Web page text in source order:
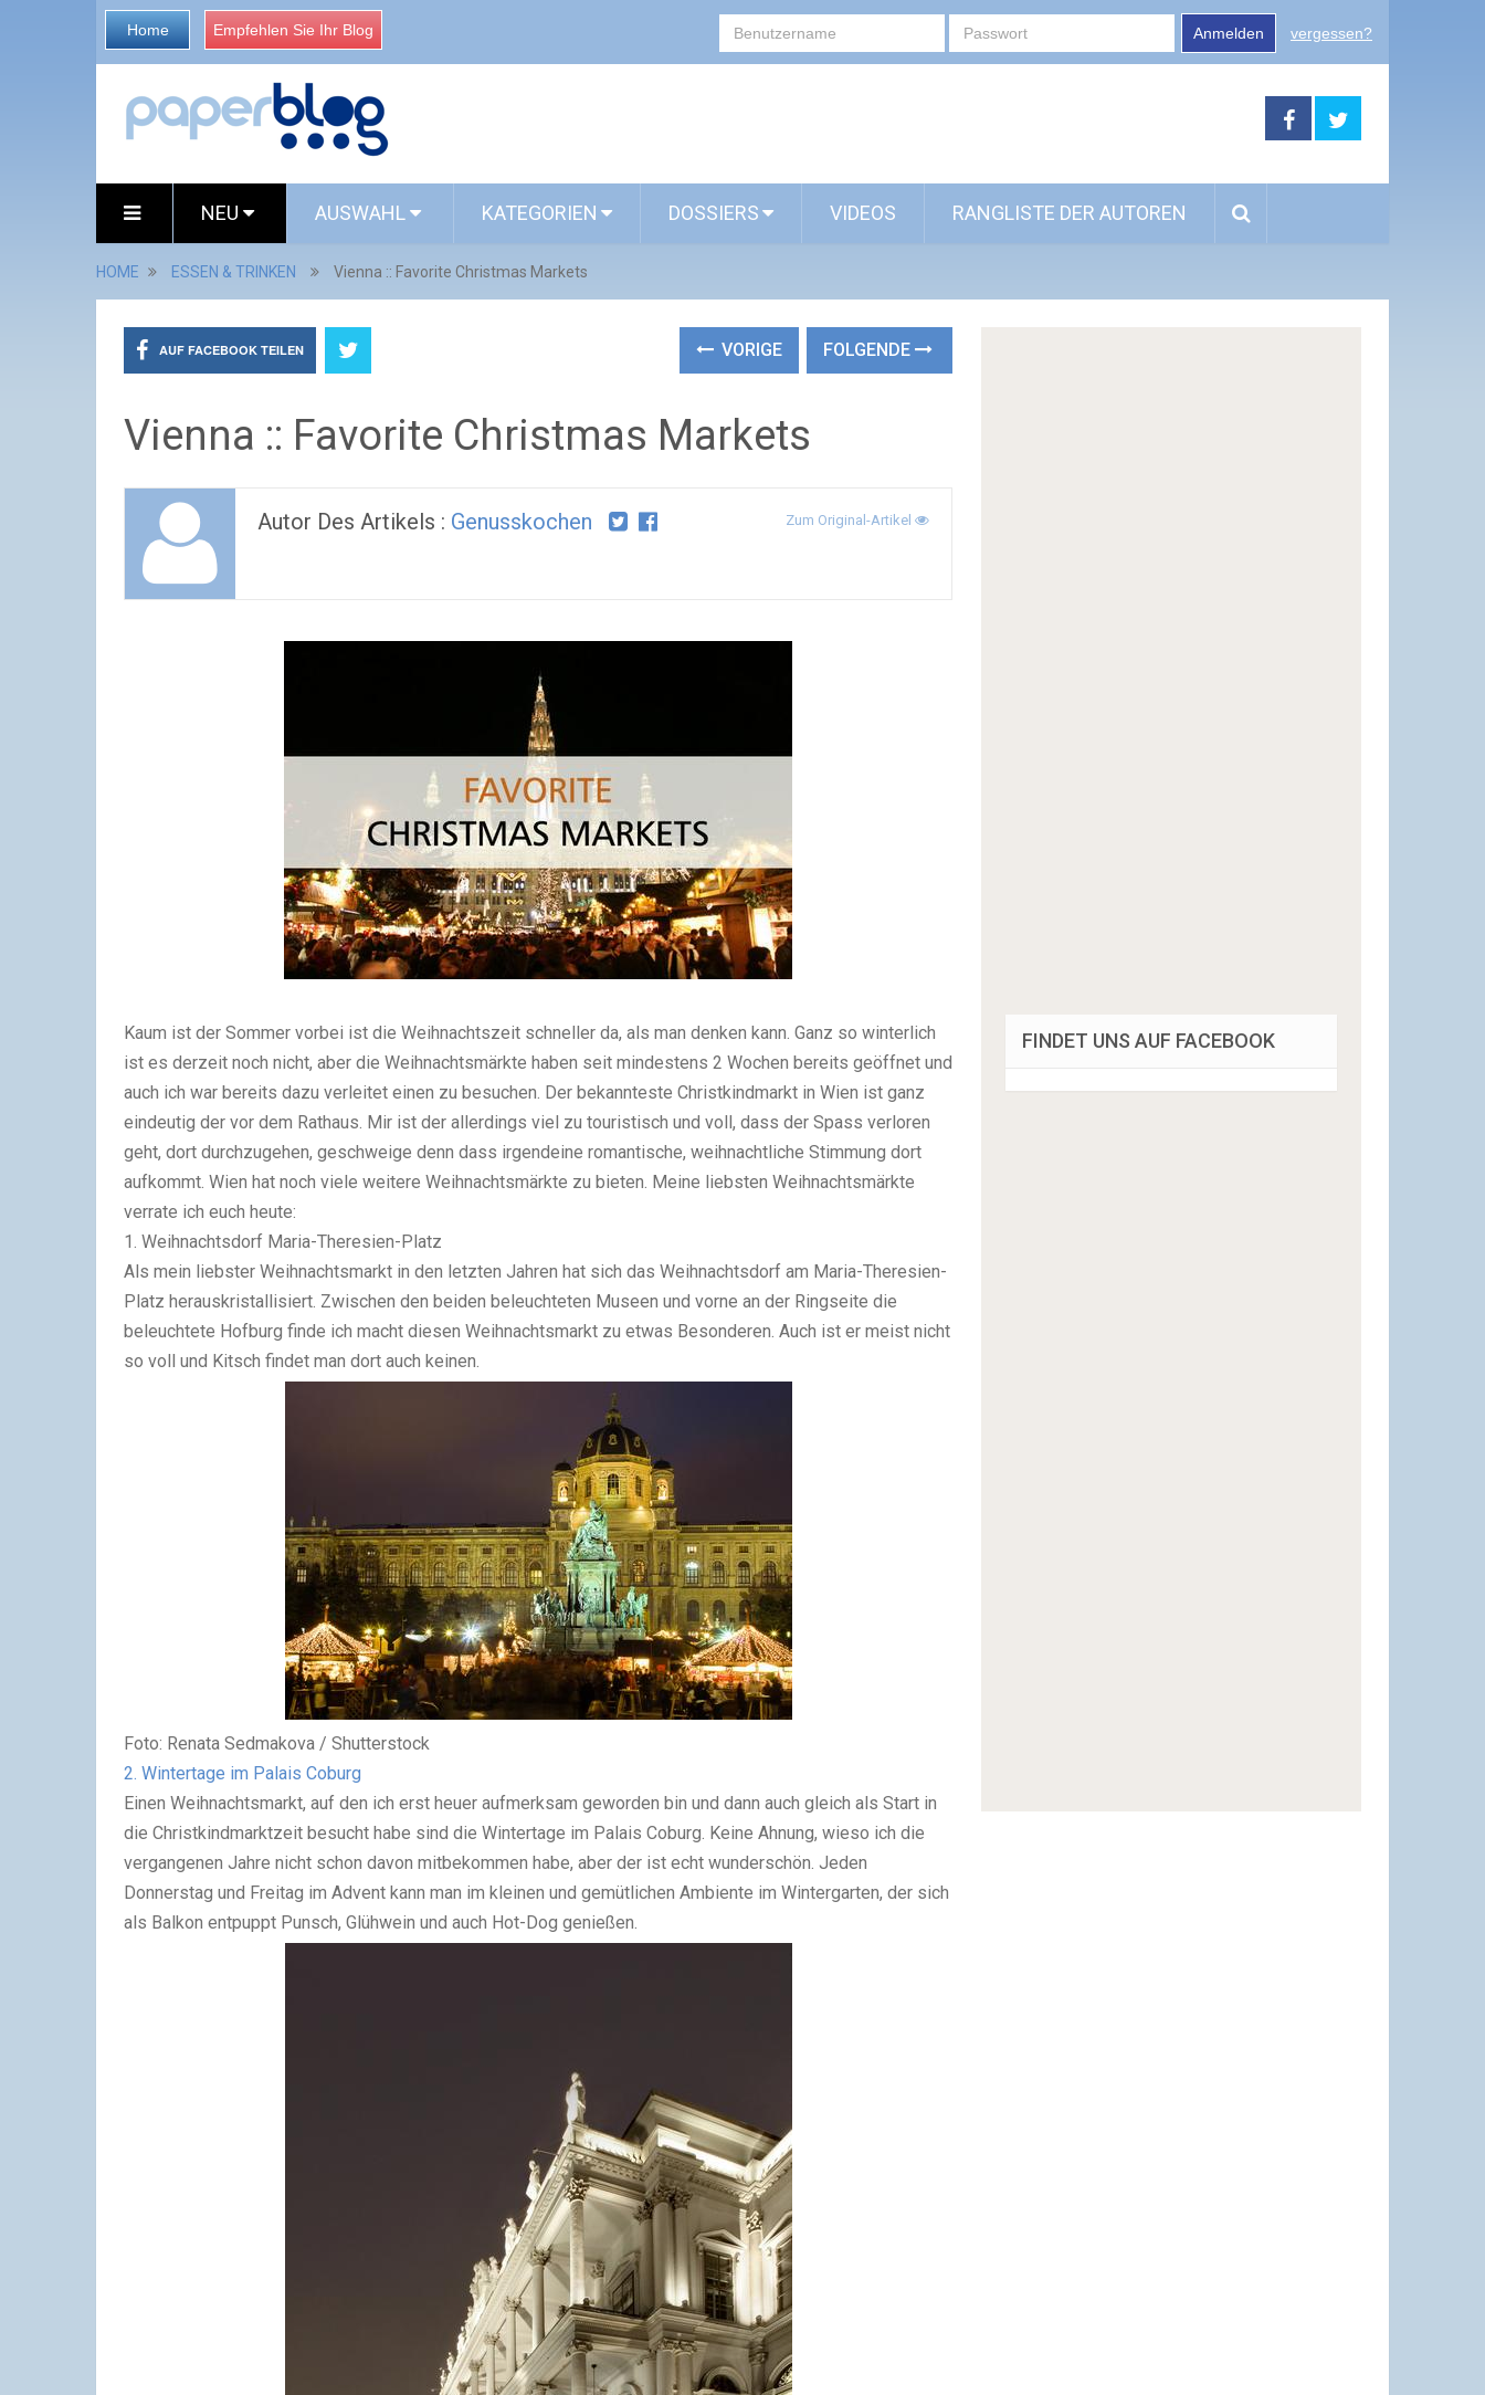
Home Empfehlen Sie Ihr Blog Anmelden vergessen?
NEU AUSWAHL KATEGORIEN DOSSIERS VIDEOS RANGLISTE DER AUTOREN
HOME ESSEN & TRINKEN Vienna :: Favorite Christmas Markets
AUF FACEBOOK TEILEN VORIGE FOLGENDE
Vienna :: Favorite Christmas Markets
Autor Des Artikels : Genusskochen Zum Original-Artikel
Kaum ist der Sommer vorbei ist die Weihnachtszeit schneller da, als man denken kann. Ganz so winterlich
ist es derzeit noch nicht, aber die Weihnachtsmärkte haben seit mindestens 2 Wochen bereits geöffnet und
auch ich war bereits dazu verleitet einen zu besuchen. Der bekannteste Christkindmarkt in Wien ist ganz
eindeutig der vor dem Rathaus. Mir ist der allerdings viel zu touristisch und voll, dass der Spass verloren
geht, dort durchzugehen, geschweige denn dass irgendeine romantische, weihnachtliche Stimmung dort
aufkommt. Wien hat noch viele weitere Weihnachtsmärkte zu bieten. Meine liebsten Weihnachtsmärkte
verrate ich euch heute:
1. Weihnachtsdorf Maria-Theresien-Platz
Als mein liebster Weihnachtsmarkt in den letzten Jahren hat sich das Weihnachtsdorf am Maria-Theresien-
Platz herauskristallisiert. Zwischen den beiden beleuchteten Museen und vorne an der Ringseite die
beleuchtete Hofburg finde ich macht diesen Weihnachtsmarkt zu etwas Besonderen. Auch ist er meist nicht
so voll und Kitsch findet man dort auch keinen.
Foto: Renata Sedmakova / Shutterstock
2. Wintertage im Palais Coburg
Einen Weihnachtsmarkt, auf den ich erst heuer aufmerksam geworden bin und dann auch gleich als Start in
die Christkindmarktzeit besucht habe sind die Wintertage im Palais Coburg. Keine Ahnung, wieso ich die
vergangenen Jahre nicht schon davon mitbekommen habe, aber der ist echt wunderschön. Jeden
Donnerstag und Freitag im Advent kann man im kleinen und gemütlichen Ambiente im Wintergarten, der sich
als Balkon entpuppt Punsch, Glühwein und auch Hot-Dog genießen.
FINDET UNS AUF FACEBOOK